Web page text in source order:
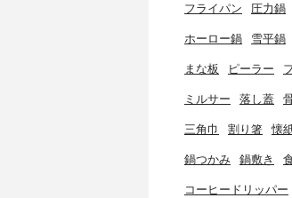
フライパン 圧力鍋
ホーロー鍋 雪平鍋
まな板 ピーラー
ミルサー 落し蓋
三角巾 割り箸 懐
鍋つかみ 鍋敷き
コーヒードリッパー